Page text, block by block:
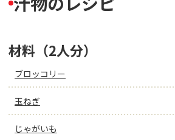
材料（2人分）
ブロッコリー
玉ねぎ
じゃがいも